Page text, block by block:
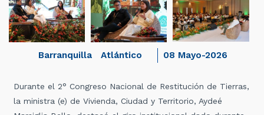
Atlántico
Barranquilla 08 Mayo-2026
Durante el 2° Congreso Nacional de Restitución de Tierras,
la ministra (e) de Vivienda, Ciudad y Territorio, Aydeé